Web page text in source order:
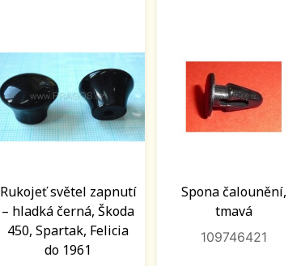
Rukojeť světel zapnutí
– hladká černá, Škoda
450, Spartak, Felicia
do 1961
Spona čalounění,
tmavá
109746421